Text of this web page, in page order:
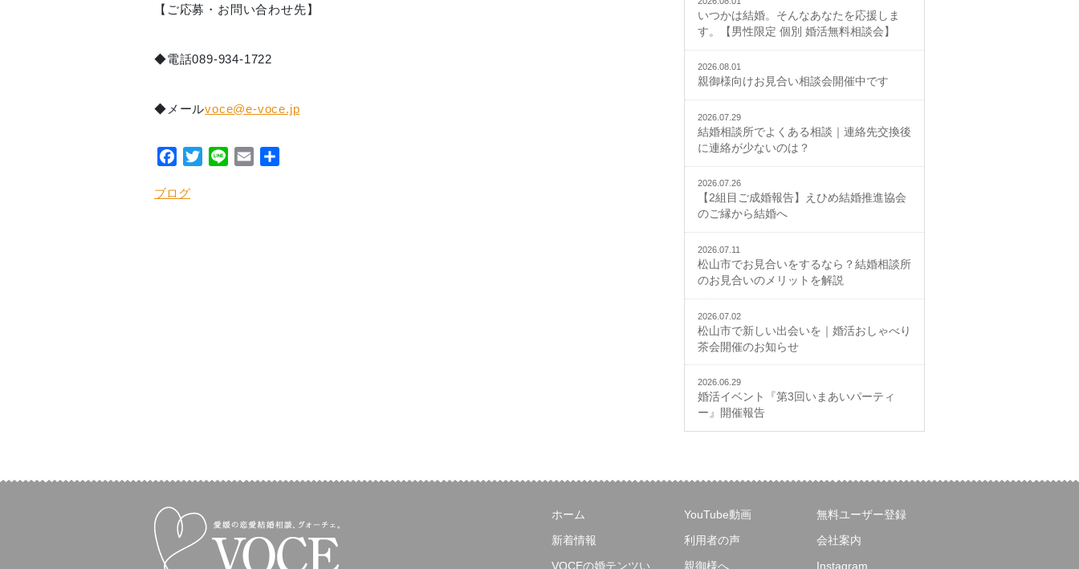
【ご応募・お問い合わせ先】
◆電話089-934-1722
◆メールvoce@e-voce.jp
Facebook
TwitterLine Email
ブログ
いつかは結婚。そんなあなたを応援しま
す。【男性限定 個別 婚活無料相談会】
2026.08.01
親御様向けお見合い相談会開催中です
2026.07.29
結婚相談所でよくある相談｜連絡先交換後
に連絡が少ないのは？
2026.07.26
【2組目ご成婚報告】えひめ結婚推進協会
のご縁から結婚へ
2026.07.11
松山市でお見合いをするなら？結婚相談所
のお見合いのメリットを解説
2026.07.02
松山市で新しい出会いを｜婚活おしゃべり
茶会開催のお知らせ
2026.06.29
婚活イベント『第3回いまあいパーティ
ー』開催報告
ホーム
新着情報
VOCEの婚テンツい
YouTube動画
利用者の声
親御様へ
無料ユーザー登録
会社案内
Instagram